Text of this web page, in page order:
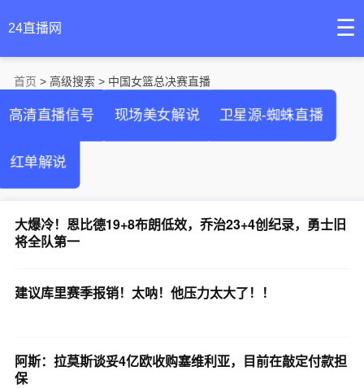
24直播网 ☰
首页 > 高级搜索 > 中国女篮总决赛直播
高清直播信号 现场美女解说 卫星源-蜘蛛直播
红单解说
大爆冷！恩比德19+8布朗低效，乔治23+4创纪录，勇士旧
将全队第一
建议库里赛季报销！太呐！他压力太大了！！
阿斯：拉莫斯谈妥4亿欧收购塞维利亚，目前在敲定付款担
保